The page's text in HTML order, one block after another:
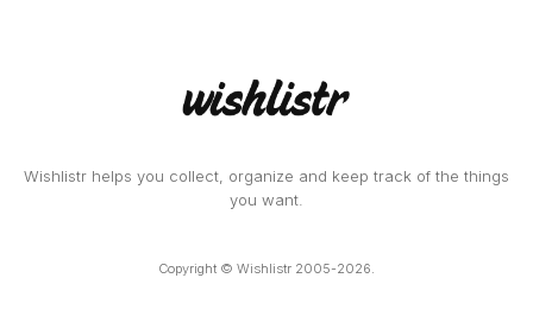
Wishlistr helps you collect, organize and keep track of the things
you want.
Copyright © Wishlistr 2005-2026.